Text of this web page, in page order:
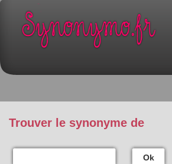
Trouver le synonyme de
Ok